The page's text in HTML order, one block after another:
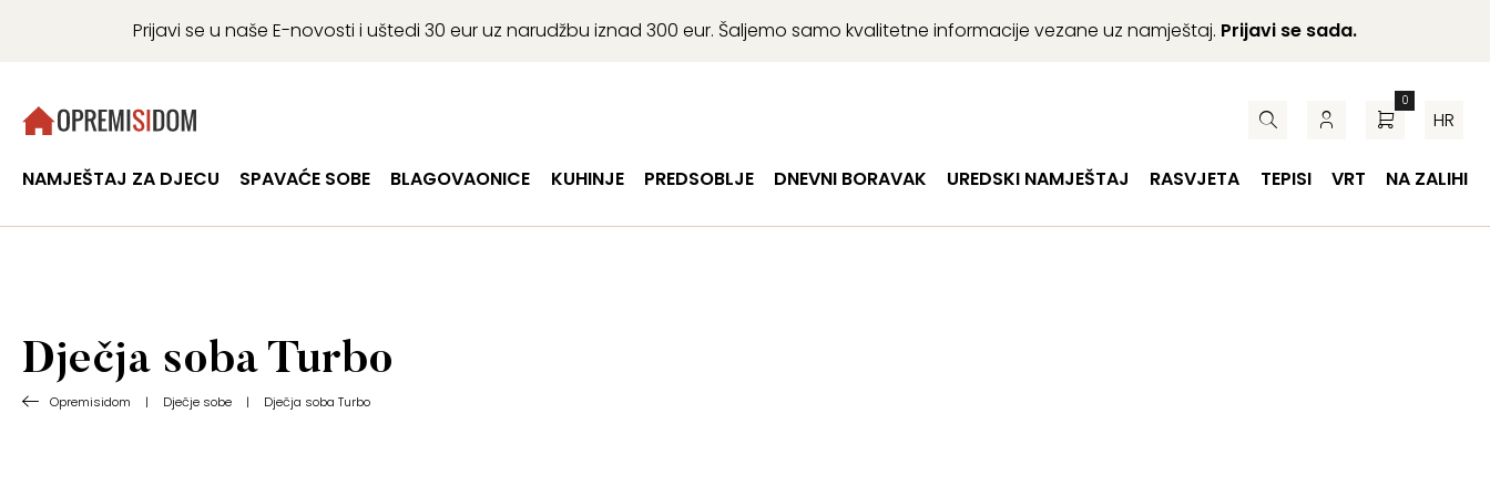
Prijavi se u naše E-novosti i uštedi 30 eur uz narudžbu iznad 300 eur. Šaljemo samo kvalitetne informacije vezane uz namještaj. Prijavi se sada.
0
HR
NAMJEŠTAJ ZA DJECU SPAVAĆE SOBE BLAGOVAONICE KUHINJE PREDSOBLJE DNEVNI BORAVAK UREDSKI NAMJEŠTAJ RASVJETA TEPISI VRT NA ZALIHI
Dječja soba Turbo
Opremisidom | Dječje sobe | Dječja soba Turbo